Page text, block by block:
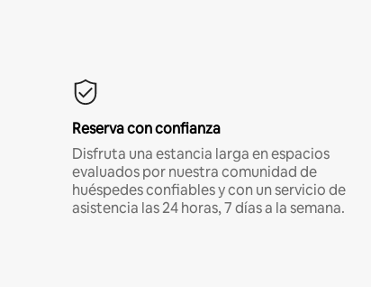
Reserva con confianza
Disfruta una estancia larga en espacios
evaluados por nuestra comunidad de
huéspedes confiables y con un servicio de
asistencia las 24 horas, 7 días a la semana.